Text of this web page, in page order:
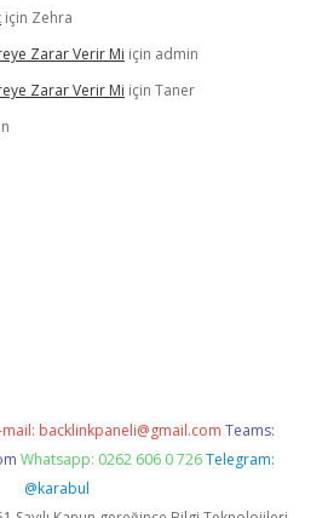
için Zehra
Zarar Verir Mi için admin
Zarar Verir Mi için Taner
mail: backlinkpaneli@gmail.com Teams:
Whatsapp: 0262 606 0 726 Telegram:
@karabul